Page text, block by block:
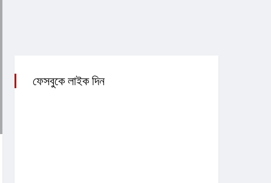
ফেসবুকে লাইক দিন